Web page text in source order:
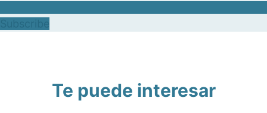
Te puede interesar